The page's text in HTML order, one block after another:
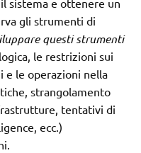
sistema e ottenere un
gli strumenti di
questi strumenti
le restrizioni sui
e le operazioni nella
strangolamento
tentativi di
ecc.)